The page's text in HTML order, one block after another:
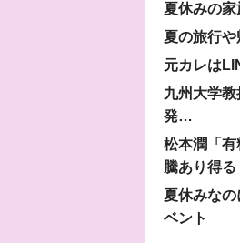
夏休みの
夏の旅行
元カレは
九州大学
発…
松本潤「
騰あり得
夏休みな
ベント